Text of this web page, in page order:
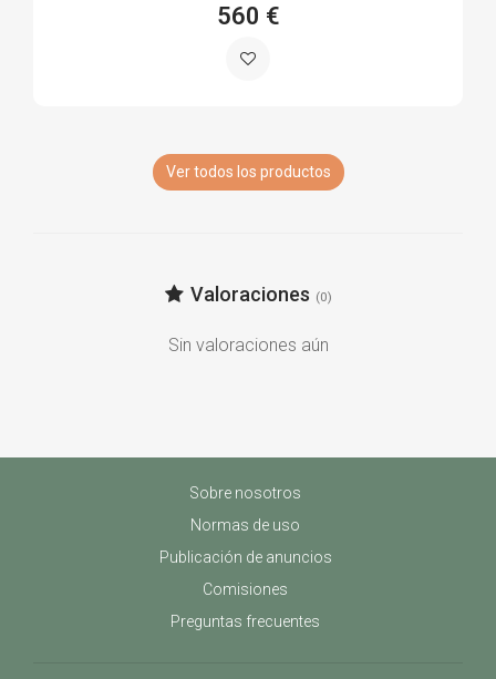
560 €
Ver todos los productos
Valoraciones (0)
Sin valoraciones aún
Sobre nosotros
Normas de uso
Publicación de anuncios
Comisiones
Preguntas frecuentes